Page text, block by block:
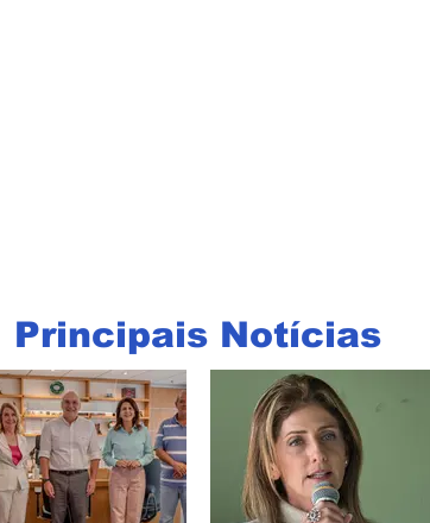
Principais Notícias